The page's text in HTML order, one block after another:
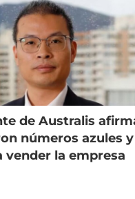
de Australis
números azules y
vender la empresa